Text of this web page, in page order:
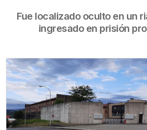
Fue localizado oculto en un
ingresado en prisión